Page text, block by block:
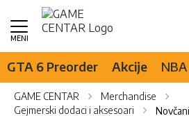
GTA 6 Preorder Akcije
GAME CENTAR
Merchandise
Gejmerski dodaci i aksesoari